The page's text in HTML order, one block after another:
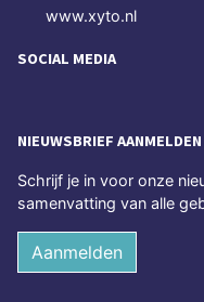
www.xyto.nl
SOCIAL MEDIA
NIEUWSBRIEF AANMELDEN
Schrijf je in voor onze
samenvatting van alle
Aanmelden